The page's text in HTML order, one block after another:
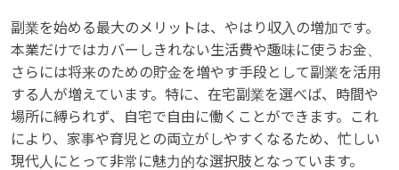
副業を始める最大のメリットは、やはり収入の増加です。
本業だけではカバーしきれない生活費や趣味に使うお金、
さらには将来のための貯金を増やす手段として副業を活用
する人が増えています。特に、在宅副業を選べば、時間や
場所に縛られず、自宅で自由に働くことができます。これ
により、家事や育児との両立がしやすくなるため、忙しい
現代人にとって非常に魅力的な選択肢となっています。